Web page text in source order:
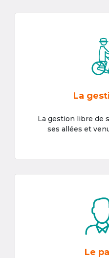
La
La gestion libre de
ses allées et
Le